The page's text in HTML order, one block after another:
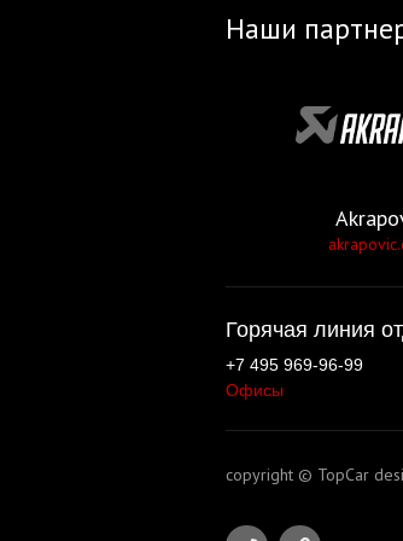
Наши
Горячая линия
+7 495 969-96-99
Офисы
copyright © TopCar